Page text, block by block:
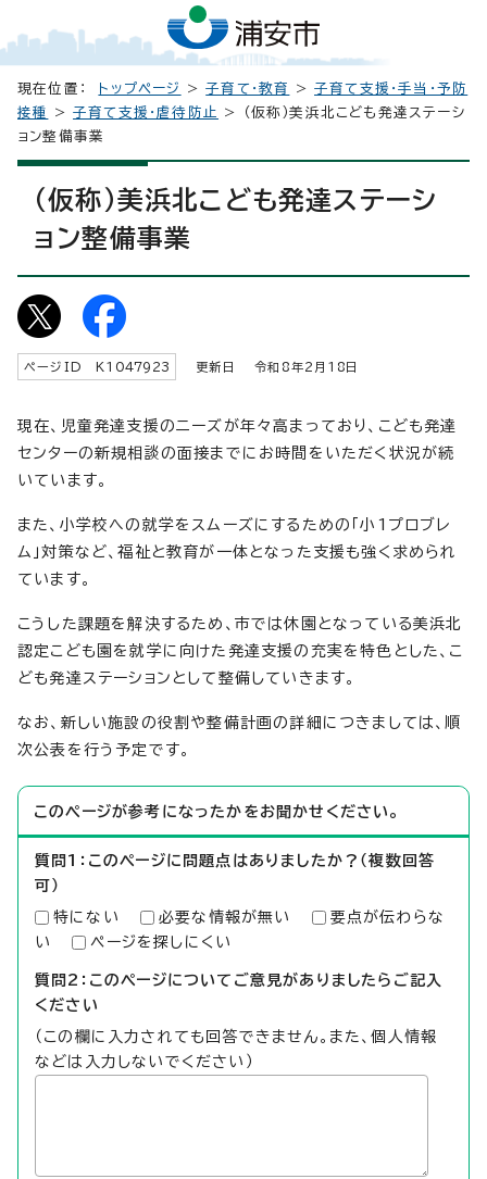
現在位置： トップページ >子育て・教育 >子育て支援・手当・予防
接種
>子育て支援・虐待防止
> （仮称）美浜北こども発達ステーシ
ョン整備事業
（仮称）美浜北こども発達ステーシ
ョン整備事業
ページID K 1047923 更新日 令和8年2月 18 日
現在、児童発達支援のニーズが年々高まっており、こども発達
センターの新規相談の面接までにお時間をいただく状況が続
いています。
また、小学校への就学をスムーズにするための「小1プロブレ
ム」対策など、福祉と教育が一体となった支援も強く求められ
ています。
こうした課題を解決するため、市では休園となっている美浜北
認定こども園を就学に向けた発達支援の充実を特色とした、こ
ども発達ステーションとして整備していきます。
なお、新しい施設の役割や整備計画の詳細につきましては、順
次公表を行う予定です。
このページが参考になったかをお聞かせください。
質問1：このページに問題点はありましたか？（複数回答
可）
特にない 必要な情報が無い
要点が伝わらな
い
ページを探しにくい
質問2：このページについてご意見がありましたらご記入
ください
（この欄に入力されても回答できません。また、個人情報
などは入力しないでください）